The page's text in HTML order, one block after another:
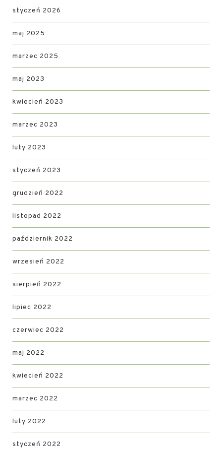
styczeń 2026
maj 2025
marzec 2025
maj 2023
kwiecień 2023
marzec 2023
luty 2023
styczeń 2023
grudzień 2022
listopad 2022
październik 2022
wrzesień 2022
sierpień 2022
lipiec 2022
czerwiec 2022
maj 2022
kwiecień 2022
marzec 2022
luty 2022
styczeń 2022